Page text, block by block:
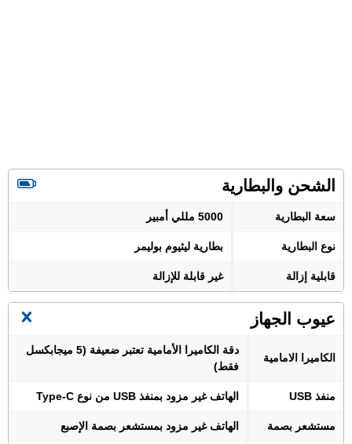
الشحن والبطارية
سعة البطارية 5000 مللي أمبير
نوع البطارية بطارية ليثيوم بوليمر
قابلية إزالة غير قابلة للإزالة
عيوب الجهاز
الكاميرا الامامية
دقة الكاميرا الأمامية تعتبر ضعيفة (5 ميجابكسل
فقط)
منفذ USB الهاتف غير مزود بمنفذ USB من نوع Type-C
مستشعر بصمة الهاتف غير مزود بمستشعر بصمة الإصبع